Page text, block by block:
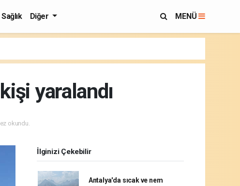
Sağlık Diğer MENÜ
yaralandı
okundu.
İlginizi Çekebilir
Antalya'da sıcak ve nem